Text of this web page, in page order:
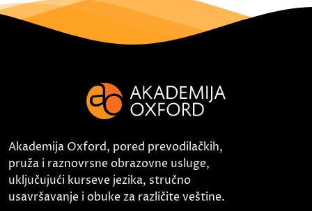
Akademija Oxford, pored prevodilačkih,
pruža i raznovrsne obrazovne usluge,
uključujući kurseve jezika, stručno
usavršavanje i obuke za različite veštine.